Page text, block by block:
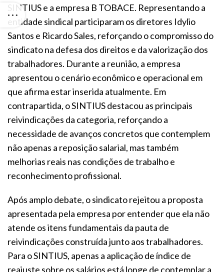
SINTIUS e a empresa B TOBACE. Representando a
entidade sindical participaram os diretores Idylio
Santos e Ricardo Sales, reforçando o compromisso do
sindicato na defesa dos direitos e da valorização dos
trabalhadores. Durante a reunião, a empresa
apresentou o cenário econômico e operacional em
que afirma estar inserida atualmente. Em
contrapartida, o SINTIUS destacou as principais
reivindicações da categoria, reforçando a
necessidade de avanços concretos que contemplem
não apenas a reposição salarial, mas também
melhorias reais nas condições de trabalho e
reconhecimento profissional.
Após amplo debate, o sindicato rejeitou a proposta
apresentada pela empresa por entender que ela não
atende os itens fundamentais da pauta de
reivindicações construída junto aos trabalhadores.
Para o SINTIUS, apenas a aplicação de índice de
reajuste sobre os salários está longe de contemplar a